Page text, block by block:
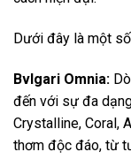
Dưới đây là một
Bvlgari Omnia:
đến với sự đa
Crystalline, Coral,
thơm độc đáo, từ